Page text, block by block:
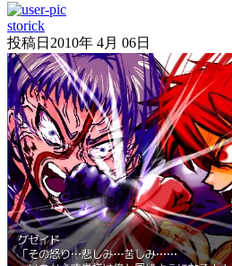
storick
投稿日 2010年 4月 06日